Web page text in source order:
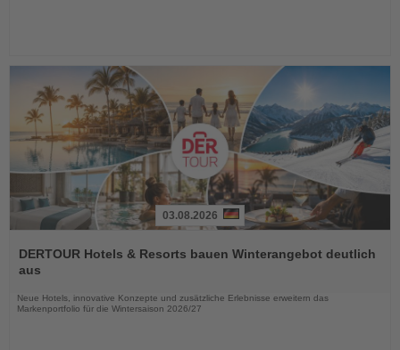
Sie
die
03.08.2026
DERTOUR Hotels & Resorts bauen Winterangebot deutlich
aus
Neue Hotels, innovative Konzepte und zusätzliche Erlebnisse erweitern das
Markenportfolio für die Wintersaison 2026/27